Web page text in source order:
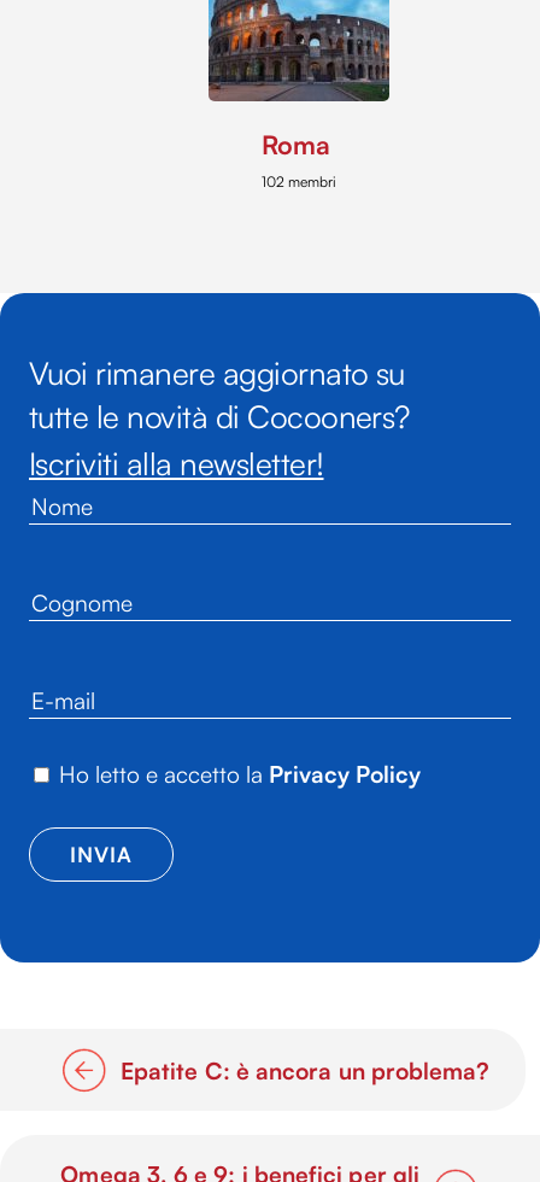
Roma
102 membri
Vuoi rimanere aggiornato su
tutte le novità di Cocooners?
Iscriviti alla newsletter!
Ho letto e accetto la Privacy Policy
Epatite C: è ancora un problema?
Omega 3, 6 e 9: i benefici per gli